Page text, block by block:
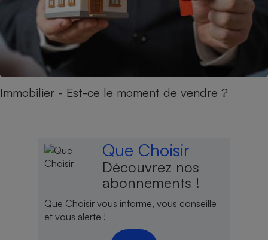
Immobilier - Est-ce le moment de vendre ?
Que Choisir
Découvrez nos
abonnements !
Que Choisir vous informe, vous conseille
et vous alerte !